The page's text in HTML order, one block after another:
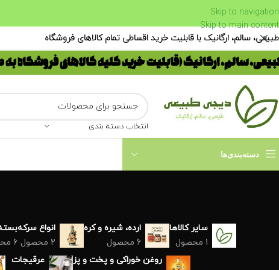
Skip to navigation
Skip to main content
طبیعی، سالم، ارگانیک با قابلیت خرید اقساطی تمام کالاهای فروشگاه
سالم، ارگانیک (قابلیت خرید کلیه کالاهای فروشگاه
انتخاب دسته بندی
دسته‌بندی‌ها
سایر کالاها
1 محصول
ارده، شیره و کره
6 محصول
انواع سرکه
2 محصول
6 محصول
روغن خوراکی و پخت و پز
عرقیجات